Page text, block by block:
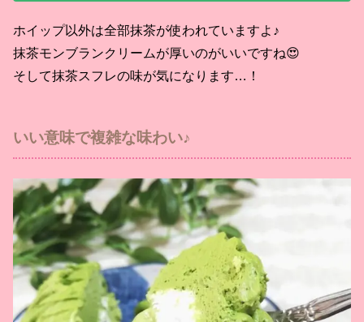
ホイップ以外は全部抹茶が使われていますよ♪
抹茶モンブランクリームが厚いのがいいですね😍
そして抹茶スフレの味が気になります…！
いい意味で複雑な味わい♪